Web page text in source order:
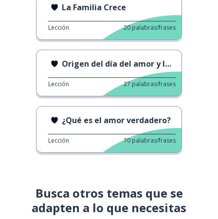
La Familia Crece
Lección 20 palabras/frases
Origen del día del amor y la amistad
Lección 27 palabras/frases
¿Qué es el amor verdadero?
Lección 70 palabras/frases
Busca otros temas que se
adapten a lo que necesitas